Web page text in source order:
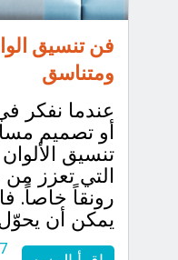
فن تنسيق
ومتناسق
عندما نفكر
أو تصميم
تنسيق
التي تعزز
رونقاً خاصاً.
يمكن أن
7 November 2024